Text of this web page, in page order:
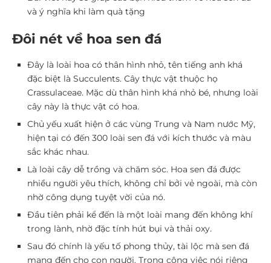
và ý nghĩa khi làm quà tặng
Đôi nét về hoa sen đá
Đây là loài hoa có thân hình nhỏ, tên tiếng anh khá
đặc biệt là Succulents. Cây thực vật thuộc họ
Crassulaceae. Mặc dù thân hình khá nhỏ bé, nhưng loài
cây này là thực vật có hoa.
Chủ yếu xuất hiện ở các vùng Trung và Nam nước Mỹ,
hiện tại có đến 300 loài sen đá với kích thước và màu
sắc khác nhau.
Là loài cây dễ trồng và chăm sóc. Hoa sen đá được
nhiều người yêu thích, không chỉ bởi vẻ ngoài, mà còn
nhờ công dụng tuyệt vời của nó.
Đầu tiên phải kể đến là một loài mang đến không khí
trong lành, nhờ đặc tính hút bụi và thải oxy.
Sau đó chính là yếu tố phong thủy, tài lộc mà sen đá
mang đến cho con người. Trong công việc nói riêng